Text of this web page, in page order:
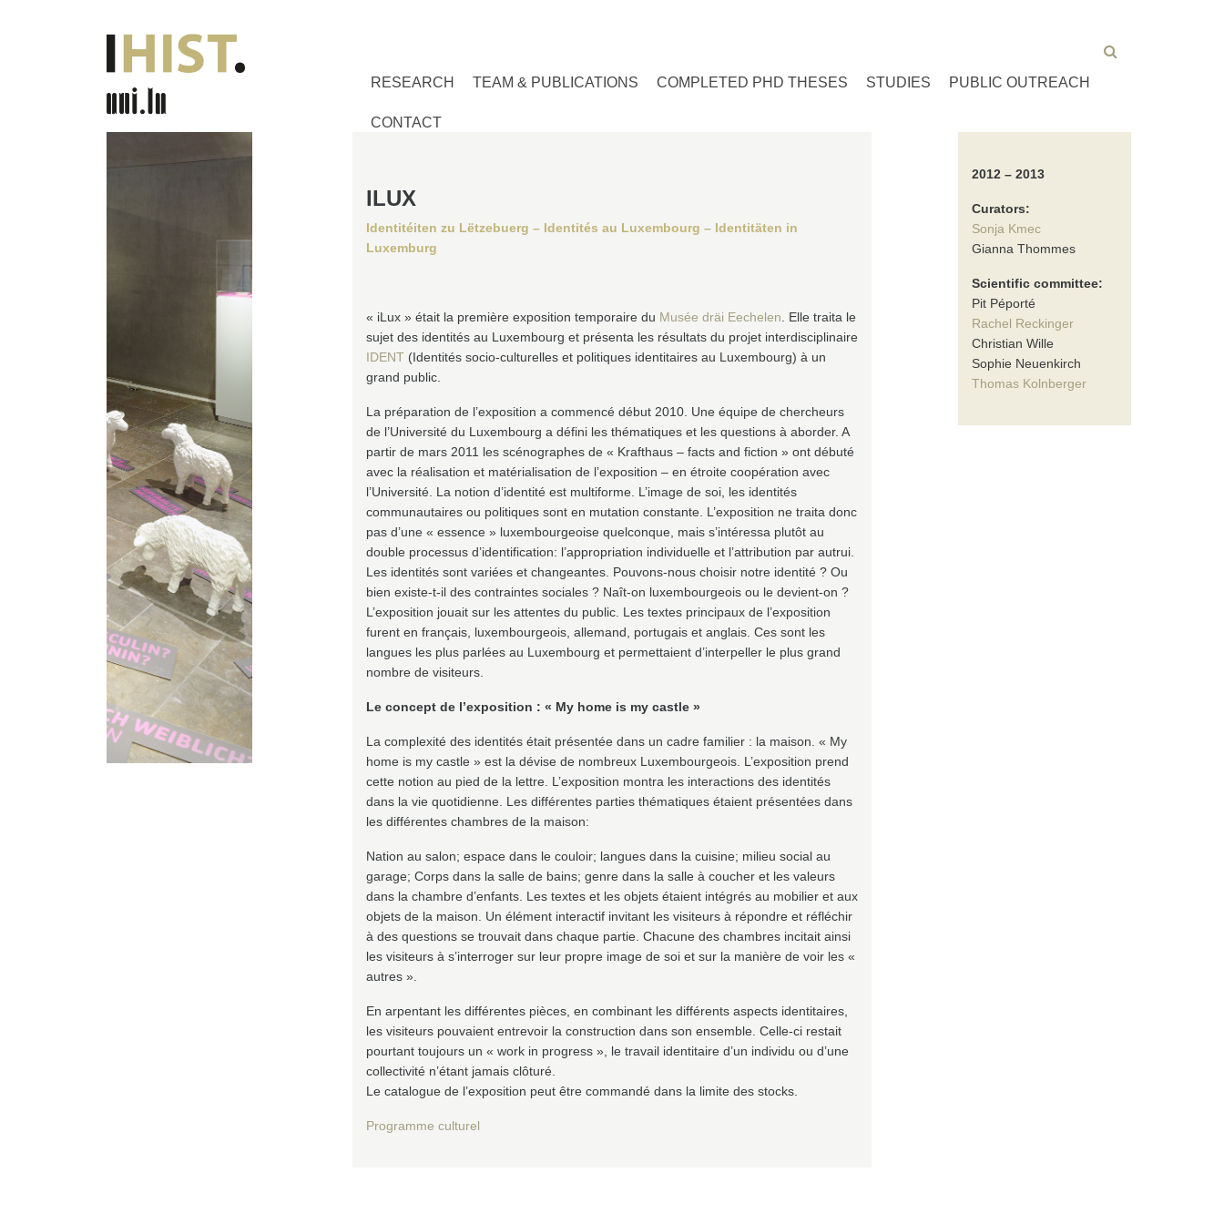
RESEARCH TEAM & PUBLICATIONS COMPLETED PHD THESES STUDIES PUBLIC OUTREACH
CONTACT
ILUX
Identitéiten zu Lëtzebuerg – Identités au Luxembourg – Identitäten in
Luxemburg
« iLux » était la première exposition temporaire du Musée dräi Eechelen . Elle traita le
sujet des identités au Luxembourg et présenta les résultats du projet interdisciplinaire
IDENT (Identités socio-culturelles et politiques identitaires au Luxembourg) à un
grand public.
La préparation de l’exposition a commencé début 2010. Une équipe de chercheurs
de l’Université du Luxembourg a défini les thématiques et les questions à aborder. A
partir de mars 2011 les scénographes de « Krafthaus – facts and fiction » ont débuté
avec la réalisation et matérialisation de l’exposition – en étroite coopération avec
l’Université. La notion d’identité est multiforme. L’image de soi, les identités
communautaires ou politiques sont en mutation constante. L’exposition ne traita donc
pas d’une « essence » luxembourgeoise quelconque, mais s’intéressa plutôt au
double processus d’identification: l’appropriation individuelle et l’attribution par autrui.
Les identités sont variées et changeantes. Pouvons-nous choisir notre identité ? Ou
bien existe-t-il des contraintes sociales ? Naît-on luxembourgeois ou le devient-on ?
L’exposition jouait sur les attentes du public. Les textes principaux de l’exposition
furent en français, luxembourgeois, allemand, portugais et anglais. Ces sont les
langues les plus parlées au Luxembourg et permettaient d’interpeller le plus grand
nombre de visiteurs.
Le concept de l’exposition : « My home is my castle »
La complexité des identités était présentée dans un cadre familier : la maison. « My
home is my castle » est la dévise de nombreux Luxembourgeois. L’exposition prend
cette notion au pied de la lettre. L’exposition montra les interactions des identités
dans la vie quotidienne. Les différentes parties thématiques étaient présentées dans
les différentes chambres de la maison:
Nation au salon; espace dans le couloir; langues dans la cuisine; milieu social au
garage; Corps dans la salle de bains; genre dans la salle à coucher et les valeurs
dans la chambre d’enfants. Les textes et les objets étaient intégrés au mobilier et aux
objets de la maison. Un élément interactif invitant les visiteurs à répondre et réfléchir
à des questions se trouvait dans chaque partie. Chacune des chambres incitait ainsi
les visiteurs à s’interroger sur leur propre image de soi et sur la manière de voir les «
autres ».
En arpentant les différentes pièces, en combinant les différents aspects identitaires,
les visiteurs pouvaient entrevoir la construction dans son ensemble. Celle-ci restait
pourtant toujours un « work in progress », le travail identitaire d’un individu ou d’une
collectivité n’étant jamais clôturé.
Le catalogue de l’exposition peut être commandé dans la limite des stocks.
Programme culturel
2012 – 2013
Curators:
Sonja Kmec
Gianna Thommes
Scientific committee:
Pit Péporté
Rachel Reckinger
Christian Wille
Sophie Neuenkirch
Thomas Kolnberger